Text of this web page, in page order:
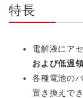
特長
電解液にア
および低温
各種電池の
置き換えで